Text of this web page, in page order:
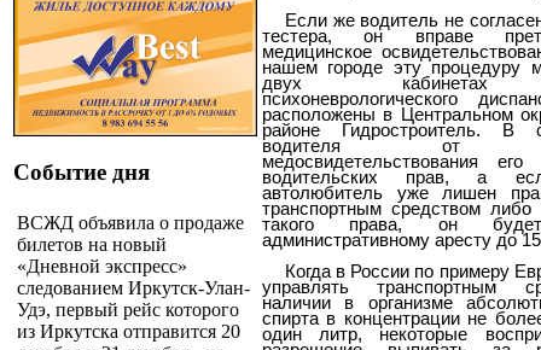
Событие дня
ВСЖД объявила о продаже
билетов на новый
«Дневной экспресс»
следованием Иркутск-Улан-
Удэ, первый рейс которого
из Иркутска отправится 20
Если же водитель не
тестера, он вправе
медицинское
нашем городе эту процедуру
двух кабинетах
психоневрологического
расположены в Центральном
районе Гидростроитель. В
водителя от
медосвидетельствования
водительских прав, а
автолюбитель уже лишен
транспортным средством
такого права, он будет
административному аресту до
Когда в России по примеру
управлять транспортным
наличии в организме
спирта в концентрации не
один литр, некоторые